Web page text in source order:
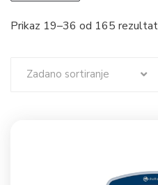
Prikaz 19–36 od 165
Zadano sortiranje